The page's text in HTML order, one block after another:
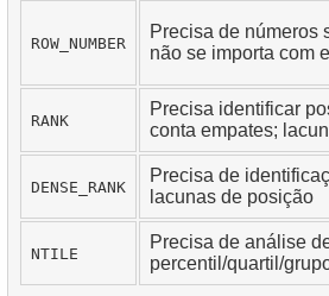
ROW_NUMBER
Precisa de números
não se importa com
RANK
Precisa identificar
conta empates;
DENSE_RANK
Precisa de
lacunas de posição
NTILE
Precisa de análise
percentil/quartil/